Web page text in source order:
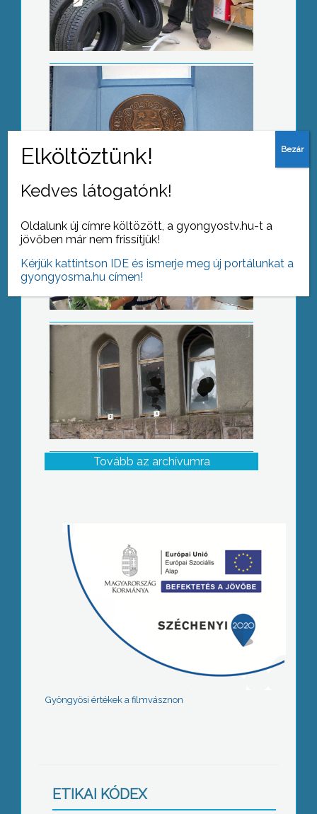
Kórházi elismerések
Megrongálták a zsinagógát
Tovább az archívumra
Gyöngyösi értékek a filmvásznon
ETIKAI KÓDEX
Kedves látogatónk!
Oldalunk új címre költözött, a gyongyostv.hu-t a
jövőben már nem frissítjük!
Kérjük kattintson IDE és ismerje meg új portálunkat a
gyongyosma.hu címen!